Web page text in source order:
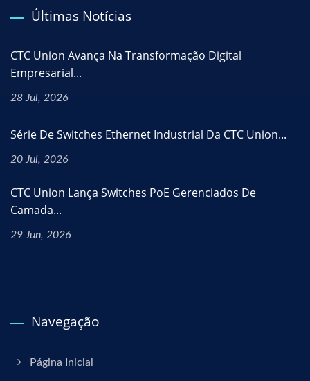
Últimas Notícias
CTC Union Avança Na Transformação Digital
Empresarial...
28 Jul, 2026
Série De Switches Ethernet Industrial Da CTC Union...
20 Jul, 2026
CTC Union Lança Switches PoE Gerenciados De
Camada...
29 Jun, 2026
Navegação
Página Inicial